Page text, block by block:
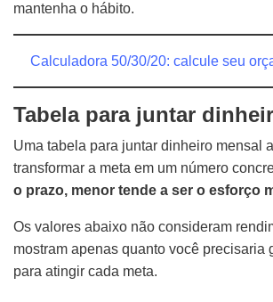
mantenha o hábito.
Calculadora 50/30/20: calcule seu
Tabela para juntar
Uma tabela para juntar dinheiro mensal
transformar a meta em um número
o prazo, menor tende a ser o esforço
Os valores abaixo não consideram
mostram apenas quanto você precisaria
para atingir cada meta.